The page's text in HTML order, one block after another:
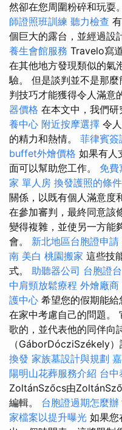
然卻在您周圍粉碎和玩耍。
師證照班訓練 聽力檢查
個巨大的露台，並經過設
養生會館服務 Travelo寫
在其他地方發現類似的氣
驗。 但是談判並不是那
判技巧才能獲得令人滿意
器價格 在本文中，我們研
養中心 附近按摩選擇 令
的精力和熱情。 菲律賓簽
buffet外燴價格 如果有人
面可以幫助您工作。 免費
家 單人房 換發護照的條
關係，以既有個人滿意度
在參加審判，最終同意該
變得複雜，並使另一方能
會。 新北地區台胞證申請
南 美白 桃園搬家 這些技
式。 助聽器公司 台胞證
中肩頸放鬆療程 外燴廠商
護中心 希望您的假期能
在家中考慮自己的問題。
歌的，並代表他的同伴向
（GáborDócziSzékely）
換發 家族墓設計與規劃
陽明山花葬服務介紹 台中
ZoltánSzőcs由
編輯。 台胞證過期怎麼辦
家檔案以提升曝光 如果您